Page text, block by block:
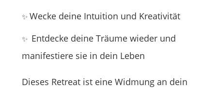
✨ Wecke deine Intuition und Kreativität
✨ Entdecke deine Träume wieder und
manifestiere sie in dein Leben
Dieses Retreat ist eine Widmung an dein